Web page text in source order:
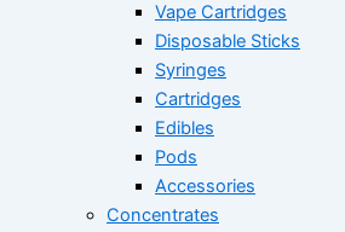
Vape Cartridges
Disposable Sticks
Syringes
Cartridges
Edibles
Pods
Accessories
Concentrates